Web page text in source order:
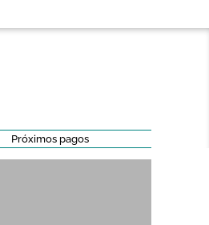
Próximos pagos